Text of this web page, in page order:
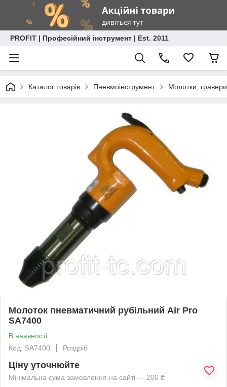
PROFIT | Професійний інструмент | Est. 2011
Каталог товарів Пневмоінструмент Молотки,
Молоток пневматичний рубільний Air Pro
SA7400
В наявності
Код: SA7400
Роздріб
Ціну уточнюйте
Мінімальна сума замовлення на сайті — 200 ₴